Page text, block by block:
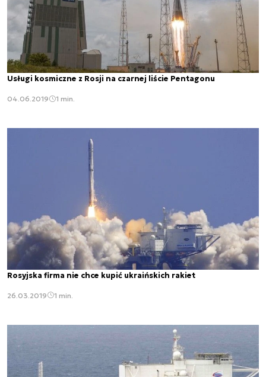
Usługi kosmiczne z Rosji na czarnej liście Pentagonu
04.06.2019 1 min.
Rosyjska firma nie chce kupić ukraińskich rakiet
26.03.2019 1 min.